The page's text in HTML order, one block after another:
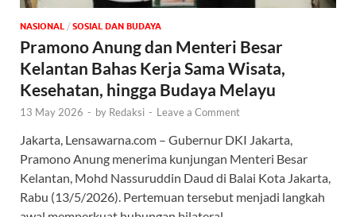
NASIONAL / SOSIAL DAN BUDAYA
Pramono Anung dan Menteri Besar
Kelantan Bahas Kerja Sama Wisata,
Kesehatan, hingga Budaya Melayu
13 May 2026 - by Redaksi - Leave a Comment
Jakarta, Lensawarna.com – Gubernur DKI Jakarta,
Pramono Anung menerima kunjungan Menteri Besar
Kelantan, Mohd Nassuruddin Daud di Balai Kota Jakarta,
Rabu (13/5/2026). Pertemuan tersebut menjadi langkah